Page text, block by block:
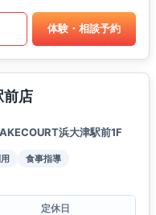
体験・相談予約
前店
浜大津駅前1F
食事指導
定休日